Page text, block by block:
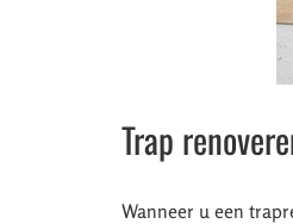
Trap
Wanneer u een